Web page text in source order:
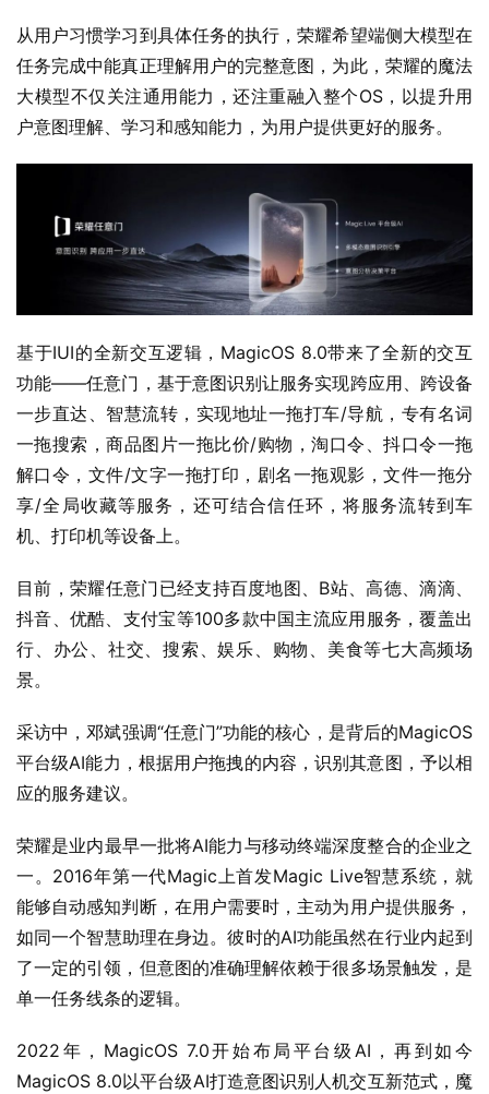
从用户习惯学习到具体任务的执行，荣耀希望端侧大模型在
任务完成中能真正理解用户的完整意图，为此，荣耀的魔法
大模型不仅关注通用能力，还注重融入整个OS，以提升用
户意图理解、学习和感知能力，为用户提供更好的服务。
基于IUI的全新交互逻辑，MagicOS 8.0带来了全新的交互
功能——任意门，基于意图识别让服务实现跨应用、跨设备
一步直达、智慧流转，实现地址一拖打车/导航，专有名词
一拖搜索，商品图片一拖比价/购物，淘口令、抖口令一拖
解口令，文件/文字一拖打印，剧名一拖观影，文件一拖分
享/全局收藏等服务，还可结合信任环，将服务流转到车
机、打印机等设备上。
目前，荣耀任意门已经支持百度地图、B站、高德、滴滴、
抖音、优酷、支付宝等100多款中国主流应用服务，覆盖出
行、办公、社交、搜索、娱乐、购物、美食等七大高频场
景。
采访中，邓斌强调“任意门”功能的核心，是背后的MagicOS
平台级AI能力，根据用户拖拽的内容，识别其意图，予以相
应的服务建议。
荣耀是业内最早一批将AI能力与移动终端深度整合的企业之
一。2016年第一代Magic上首发Magic Live智慧系统，就
能够自动感知判断，在用户需要时，主动为用户提供服务，
如同一个智慧助理在身边。彼时的AI功能虽然在行业内起到
了一定的引领，但意图的准确理解依赖于很多场景触发，是
单一任务线条的逻辑。
2022年，MagicOS 7.0开始布局平台级AI，再到如今
MagicOS 8.0以平台级AI打造意图识别人机交互新范式，魔